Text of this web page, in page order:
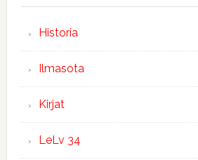
Historia
Ilmasota
Kirjat
LeLv 34